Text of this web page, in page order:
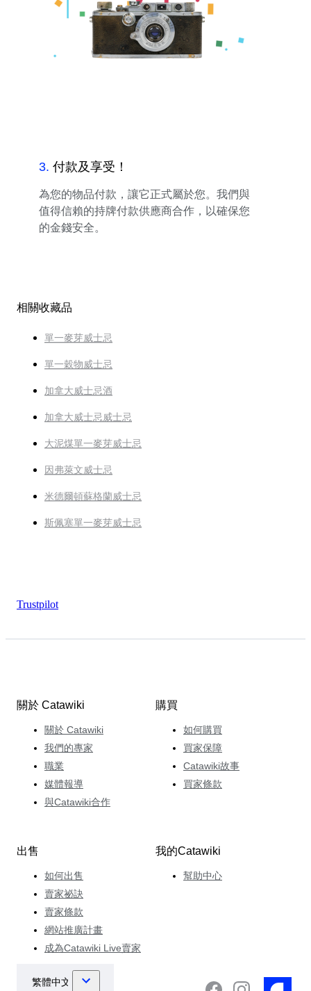
3. 付款及享受！
為您的物品付款，讓它正式屬於您。我們與
值得信賴的持牌付款供應商合作，以確保您
的金錢安全。
相關收藏品
單一麥芽威士忌
單一穀物威士忌
加拿大威士忌酒
加拿大威士忌威士忌
大泥煤單一麥芽威士忌
因弗萊文威士忌
米德爾頓蘇格蘭威士忌
斯佩塞單一麥芽威士忌
Trustpilot
關於 Catawiki
關於 Catawiki
我們的專家
職業
媒體報導
與Catawiki合作
購買
如何購買
買家保障
Catawiki故事
買家條款
出售
如何出售
賣家祕訣
賣家條款
網站推廣計畫
成為Catawiki Live賣家
我的Catawiki
幫助中心